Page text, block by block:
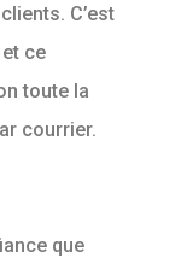
C’est
ce
toute la
courrier.
que